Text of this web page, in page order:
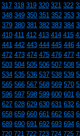
317 318 319 320 321 322
348 349 350 351 352 353
379 380 381 382 383 384
410 411 412 413 414 415
441 442 443 444 445 446
472 473 474 475 476 477
503 504 505 506 507 508
534 535 536 537 538 539
565 566 567 568 569 570
596 597 598 599 600 601
627 628 629 630 631 632
658 659 660 661 662 663
689 690 691 692 693 694
720 721 722 723 724 725